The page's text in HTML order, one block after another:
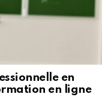
en
en ligne